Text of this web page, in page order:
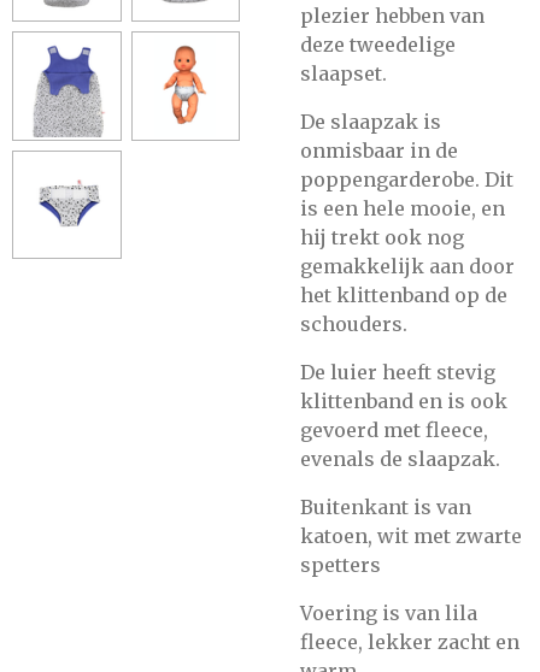
plezier hebben van
deze tweedelige
slaapset.
De slaapzak is
onmisbaar in de
poppengarderobe. Dit
is een hele mooie, en
hij trekt ook nog
gemakkelijk aan door
het klittenband op de
schouders.
De luier heeft stevig
klittenband en is ook
gevoerd met fleece,
evenals de slaapzak.
Buitenkant is van
katoen, wit met zwarte
spetters
Voering is van lila
fleece, lekker zacht en